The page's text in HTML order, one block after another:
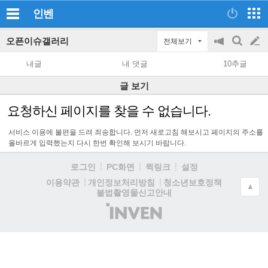
인벤
오픈이슈갤러리 전체보기
공
지
on/off
검
색
글
쓰
기
내글 내 댓글 10추글
글 보기
요청하신 페이지를 찾을 수 없습니다.
서비스 이용에 불편을 드려 죄송합니다. 먼저 새로고침 해보시고 페이지의 주소를
올바르게 입력했는지 다시 한번 확인해 보시기 바랍니다.
로그인 PC화면 퀵링크
설정
이용약관
개인정보처리방침
청소년보호정책
불법촬영물신고안내
(주)
인
▲